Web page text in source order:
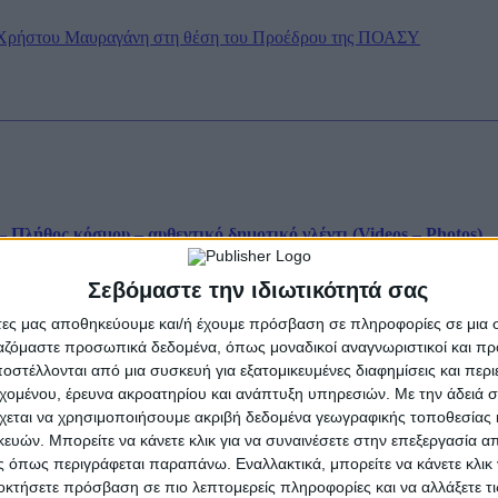
Σεβόμαστε την ιδιωτικότητά σας
μας αποθηκεύουμε και/ή έχουμε πρόσβαση σε πληροφορίες σε
προσωπικά δεδομένα, όπως μοναδικοί αναγνωριστικοί και
από μια συσκευή για εξατομικευμένες διαφημίσεις και
έρευνα ακροατηρίου και ανάπτυξη υπηρεσιών. Με την άδειά
να χρησιμοποιήσουμε ακριβή δεδομένα γεωγραφικής τοποθεσίας
Μπορείτε να κάνετε κλικ για να συναινέσετε στην επεξεργασία
περιγράφεται παραπάνω. Εναλλακτικά, μπορείτε να κάνετε κλικ
πρόσβαση σε πιο λεπτομερείς πληροφορίες και να αλλάξετε
Χρήστου Μαυραγάνη στη θέση του Προέδρου της ΠΟΑΣΥ
κόσμου – αυθεντικό δημοτικό γλέντι (Videos – Photos)
η Γιορτή Πίτας στη Φαμίλα της Ορεινής...
Ροή Ειδήσεων
του Δήμου Θέρμου ο Μητροπολίτης Δαμασκηνός (Photos)
το Σάββατο 8 Αυγούστου 2026...